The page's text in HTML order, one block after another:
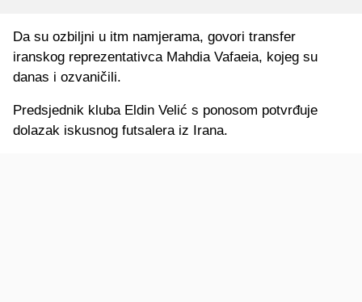
Da su ozbiljni u itm namjerama, govori transfer
iranskog reprezentativca Mahdia Vafaeia, kojeg su
danas i ozvaničili.
Predsjednik kluba Eldin Velić s ponosom potvrđuje
dolazak iskusnog futsalera iz Irana.